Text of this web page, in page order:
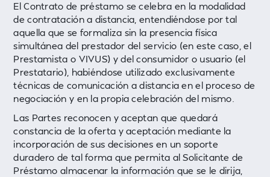
El Contrato de préstamo se celebra en la modalidad
de contratación a distancia, entendiéndose por tal
aquella que se formaliza sin la presencia física
simultánea del prestador del servicio (en este caso, el
Prestamista o VIVUS) y del consumidor o usuario (el
Prestatario), habiéndose utilizado exclusivamente
técnicas de comunicación a distancia en el proceso de
negociación y en la propia celebración del mismo.
Las Partes reconocen y aceptan que quedará
constancia de la oferta y aceptación mediante la
incorporación de sus decisiones en un soporte
duradero de tal forma que permita al Solicitante de
Préstamo almacenar la información que se le dirija,